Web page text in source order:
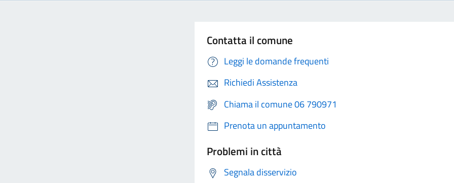
Contatta il comune
Leggi le domande frequenti
Richiedi Assistenza
Chiama il comune 06 790971
Prenota un appuntamento
Problemi in città
Segnala disservizio